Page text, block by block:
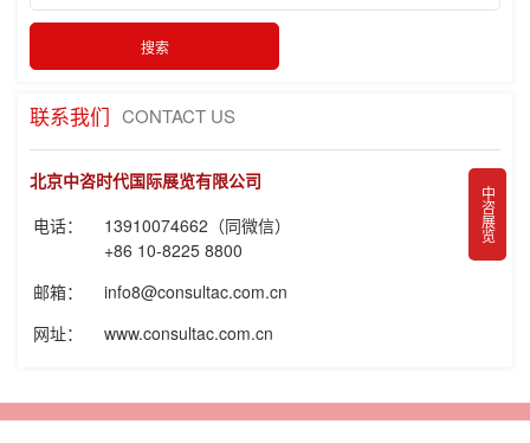
联系我们 CONTACT US
北京中咨时代国际展览有限公司
电话：
13910074662（同微信）
+86 10-8225 8800
邮箱：
info8@consultac.com.cn
网址：
www.consultac.com.cn
中咨展览